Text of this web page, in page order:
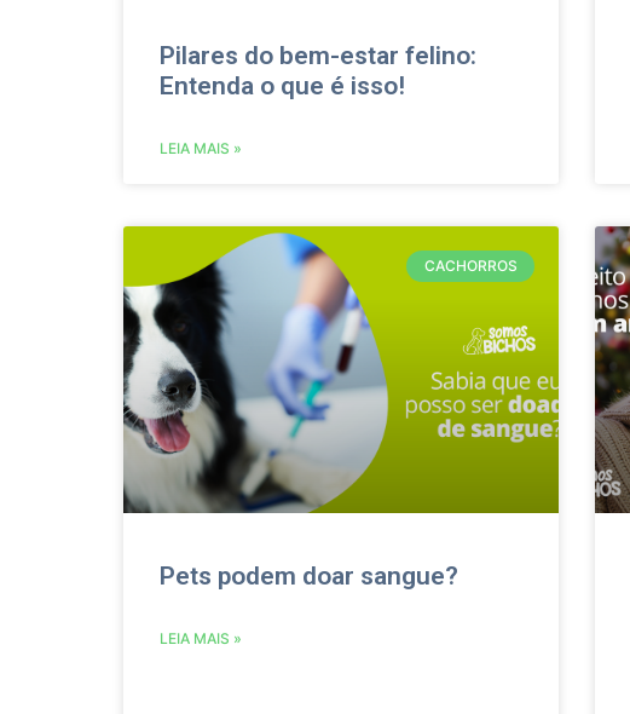
Pilares do bem-estar felino:
Entenda o que é isso!
LEIA MAIS »
CACHORROS
Pets podem doar sangue?
LEIA MAIS »